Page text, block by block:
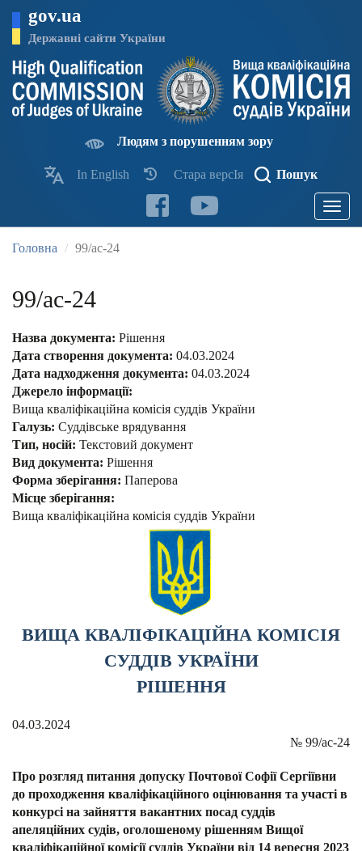
основного
матеріалу
gov.ua
Державні сайти України
Людям з порушенням зору
In English Стара версІя Пошук
Toggle
Головна 99/ас-24
99/ас-24
Назва документа: Рішення
Дата створення документа: 04.03.2024
Дата надходження документа: 04.03.2024
Джерело інформації:
Вища кваліфікаційна комісія суддів України
Галузь: Суддівське врядування
Тип, носій: Текстовий документ
Вид документа: Рішення
Форма зберігання: Паперова
Місце зберігання:
Вища кваліфікаційна комісія суддів України
ВИЩА КВАЛІФІКАЦІЙНА КОМІСІЯ
СУДДІВ УКРАЇНИ
РІШЕННЯ
04.03.2024
№ 99/ас-24
Про розгляд питання допуску Почтової Софії Сергіївни
до проходження кваліфікаційного оцінювання та участі в
конкурсі на зайняття вакантних посад суддів
апеляційних судів, оголошеному рішенням Вищої
кваліфікаційної комісії суддів України від 14 вересня 2023